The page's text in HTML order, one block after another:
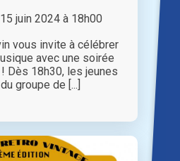
juin 2024 à 18h00
vous invite à célébrer
avec une soirée
Dès 18h30, les jeunes
groupe de [...]